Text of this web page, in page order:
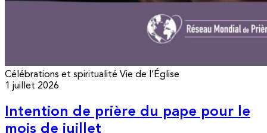
Célébrations et spiritualité Vie de l’Église
1 juillet 2026
Intention de prière du pape pour le
mois de juillet